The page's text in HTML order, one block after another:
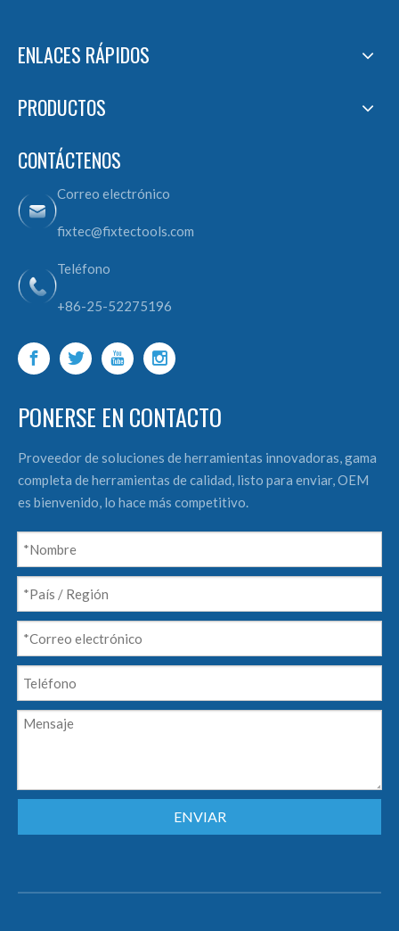
ENLACES RÁPIDOS
PRODUCTOS
CONTÁCTENOS
Correo electrónico
fixtec@fixtectools.com
Teléfono
+86-25-52275196
PONERSE EN CONTACTO
Proveedor de soluciones de herramientas innovadoras, gama
completa de herramientas de calidad, listo para enviar, OEM
es bienvenido, lo hace más competitivo.
ENVIAR